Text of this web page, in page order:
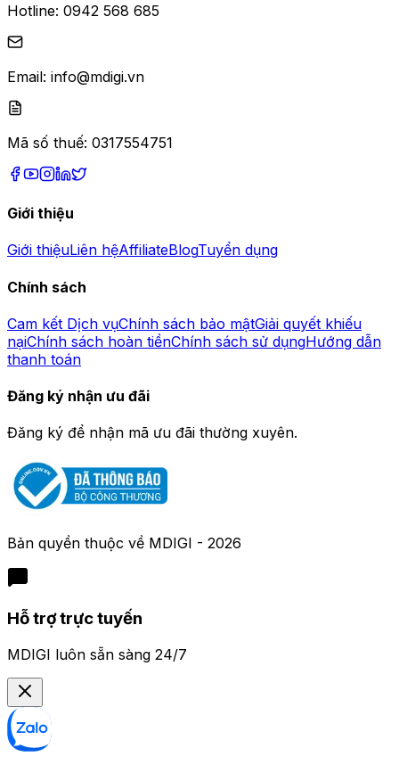
Hotline: 0942 568 685
Email: info@mdigi.vn
Mã số thuế: 0317554751
Giới thiệu
Giới thiệuLiên hệAffiliateBlogTuyển dụng
Chính sách
Cam kết Dịch vụChính sách bảo mậtGiải quyết khiếu
nạiChính sách hoàn tiềnChính sách sử dụngHướng dẫn
thanh toán
Đăng ký nhận ưu đãi
Đăng ký để nhận mã ưu đãi thường xuyên.
Bản quyền thuộc về MDIGI - 2026
Hỗ trợ trực tuyến
MDIGI luôn sẵn sàng 24/7